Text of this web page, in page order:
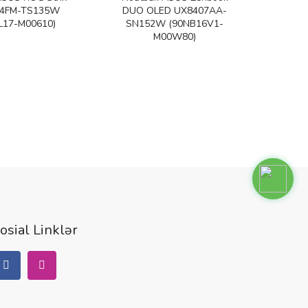
TS135W
M00610)
DUO OLED UX8407AA-
SN152W (90NB16V1-
M00W80)
Linklər